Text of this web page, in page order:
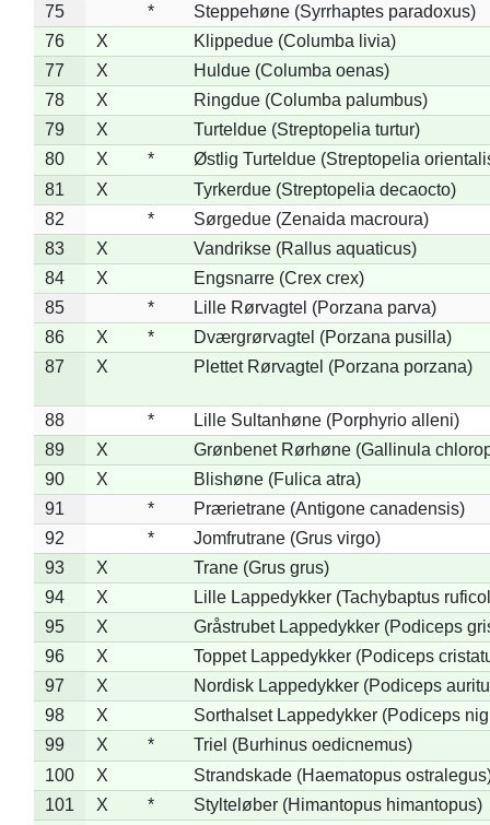
75
*
Steppehøne (Syrrhaptes paradoxus)
76
X
Klippedue (Columba livia)
77
X
Huldue (Columba oenas)
78
X
Ringdue (Columba palumbus)
79
X
Turteldue (Streptopelia turtur)
80
X *
Østlig Turteldue (Streptopelia
81
X
Tyrkerdue (Streptopelia decaocto)
82
*
Sørgedue (Zenaida macroura)
83
X
Vandrikse (Rallus aquaticus)
84
X
Engsnarre (Crex crex)
85
*
Lille Rørvagtel (Porzana parva)
86
X *
Dværgrørvagtel (Porzana pusilla)
87
X Plettet Rørvagtel (Porzana porzana)
88 *
Lille Sultanhøne (Porphyrio alleni)
89
X
Grønbenet Rørhøne (Gallinula
90
X
Blishøne (Fulica atra)
91
*
Prærietrane (Antigone canadensis)
92
*
Jomfrutrane (Grus virgo)
93
X
Trane (Grus grus)
94
X
Lille Lappedykker (Tachybaptus
95
X
Gråstrubet Lappedykker (Podiceps
96
X
Toppet Lappedykker (Podiceps
97
X
Nordisk Lappedykker (Podiceps
98
X
Sorthalset Lappedykker (Podiceps
99
X *
Triel (Burhinus oedicnemus)
100
X
Strandskade (Haematopus
101
X *
Stylteløber (Himantopus himantopus)